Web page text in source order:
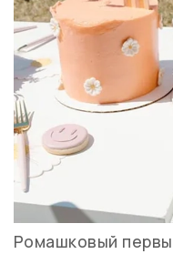
Ромашковый